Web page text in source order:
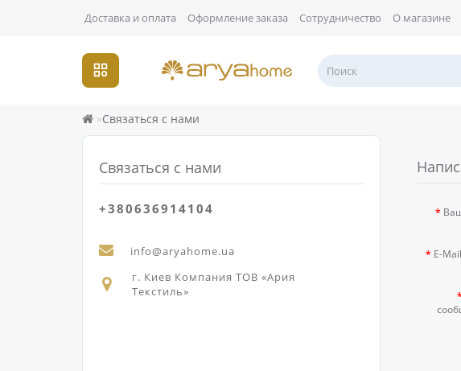
Доставка и оплата Оформление заказа Сотрудничество О магазине
Связаться с нами
Связаться с нами
+380636914104
info@aryahome.ua
г. Киев Компания ТОВ «Ария
Текстиль»
E-